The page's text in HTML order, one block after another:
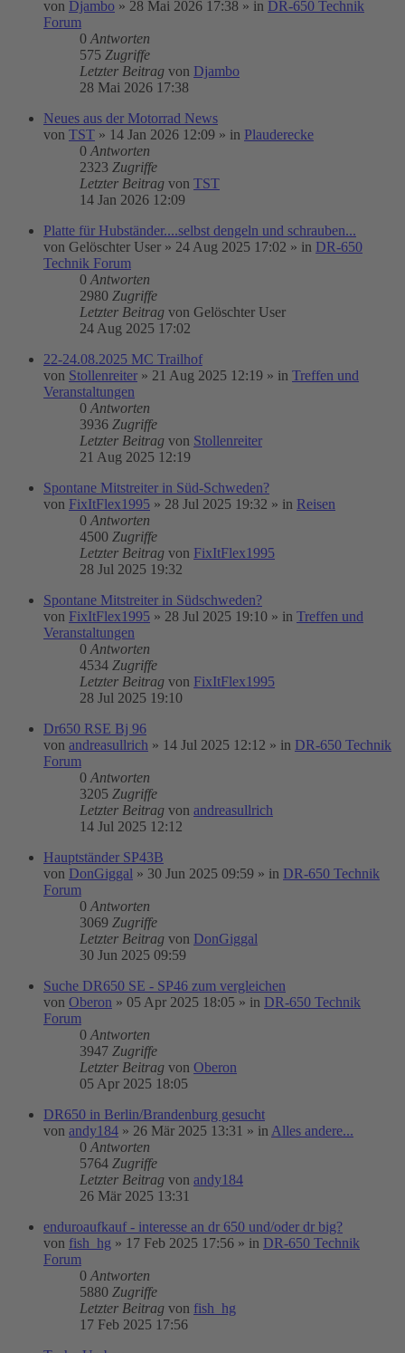
von Djambo » 28 Mai 2026 17:38 » in DR-650 Technik
Forum
0 Antworten
575 Zugriffe
Letzter Beitrag von Djambo
28 Mai 2026 17:38
Neues aus der Motorrad News
von TST » 14 Jan 2026 12:09 » in Plauderecke
0 Antworten
2323 Zugriffe
Letzter Beitrag von TST
14 Jan 2026 12:09
Platte für Hubständer....selbst dengeln und schrauben...
von Gelöschter User » 24 Aug 2025 17:02 » in DR-650
Technik Forum
0 Antworten
2980 Zugriffe
Letzter Beitrag von Gelöschter User
24 Aug 2025 17:02
22-24.08.2025 MC Trailhof
von Stollenreiter » 21 Aug 2025 12:19 » in Treffen und
Veranstaltungen
0 Antworten
3936 Zugriffe
Letzter Beitrag von Stollenreiter
21 Aug 2025 12:19
Spontane Mitstreiter in Süd-Schweden?
von FixItFlex1995 » 28 Jul 2025 19:32 » in Reisen
0 Antworten
4500 Zugriffe
Letzter Beitrag von FixItFlex1995
28 Jul 2025 19:32
Spontane Mitstreiter in Südschweden?
von FixItFlex1995 » 28 Jul 2025 19:10 » in Treffen und
Veranstaltungen
0 Antworten
4534 Zugriffe
Letzter Beitrag von FixItFlex1995
28 Jul 2025 19:10
Dr650 RSE Bj 96
von andreasullrich » 14 Jul 2025 12:12 » in DR-650 Technik
Forum
0 Antworten
3205 Zugriffe
Letzter Beitrag von andreasullrich
14 Jul 2025 12:12
Hauptständer SP43B
von DonGiggal » 30 Jun 2025 09:59 » in DR-650 Technik
Forum
0 Antworten
3069 Zugriffe
Letzter Beitrag von DonGiggal
30 Jun 2025 09:59
Suche DR650 SE - SP46 zum vergleichen
von Oberon » 05 Apr 2025 18:05 » in DR-650 Technik
Forum
0 Antworten
3947 Zugriffe
Letzter Beitrag von Oberon
05 Apr 2025 18:05
DR650 in Berlin/Brandenburg gesucht
von andy184 » 26 Mär 2025 13:31 » in Alles andere...
0 Antworten
5764 Zugriffe
Letzter Beitrag von andy184
26 Mär 2025 13:31
enduroaufkauf - interesse an dr 650 und/oder dr big?
von fish_hg » 17 Feb 2025 17:56 » in DR-650 Technik
Forum
0 Antworten
5880 Zugriffe
Letzter Beitrag von fish_hg
17 Feb 2025 17:56